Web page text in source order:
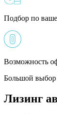
Подбор по
Возможность
Большой выбор
Лизинг